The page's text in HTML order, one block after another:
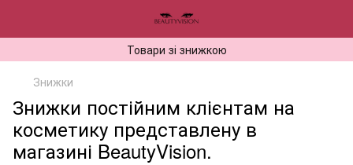
Товари зі знижкою
Знижки
Знижки постійним клієнтам на
косметику представлену в
магазині BeautyVision.